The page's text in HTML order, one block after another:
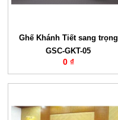
Ghế Khánh Tiết sang trọng
GSC-GKT-05
0 ₫